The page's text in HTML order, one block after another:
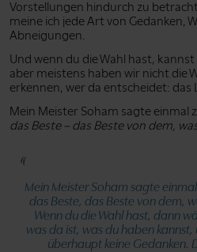
Vorstellungen hindurch zu
meine ich jede Art von Gedanken,
Abneigungen.
Und wenn du die Wahl hast,
aber meistens haben wir nicht die
erkennen, wer da entscheidet: das
Mein Meister Soham sagte einmal
das Beste – das Beste von dem,
Mein Meister Soham sagte
das Beste, das Beste von dem,
Wenn du die Wahl hast, dann
was da ist, was du haben
überhaupt keine Gedanken.